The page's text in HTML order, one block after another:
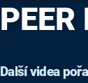
Další videa